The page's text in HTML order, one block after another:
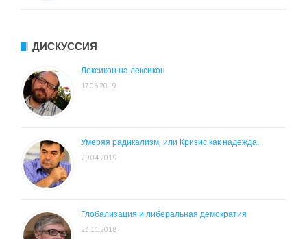
ДИСКУССИЯ
Лексикон на лексикон
17.06.2019
Умеряя радикализм, или Кризис как надежда.
29.04.2019
Глобализация и либеральная демократия
23.11.2018